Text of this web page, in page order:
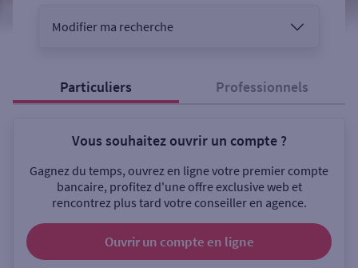
Modifier ma recherche
Sélectionnez votre recherche
Ouverte le samedi
Ouverte le lundi
Particuliers Professionnels
Vous souhaitez ouvrir un compte ?
Gagnez du temps, ouvrez en ligne votre premier compte
bancaire, profitez d'une offre exclusive web et
rencontrez plus tard votre conseiller en agence.
Ouvrir un compte en ligne